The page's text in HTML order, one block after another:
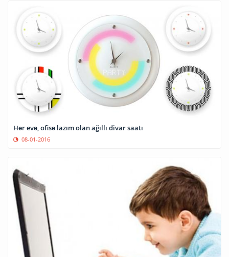
Hər evə, ofisə lazım olan ağıllı divar saatı
08-01-2016